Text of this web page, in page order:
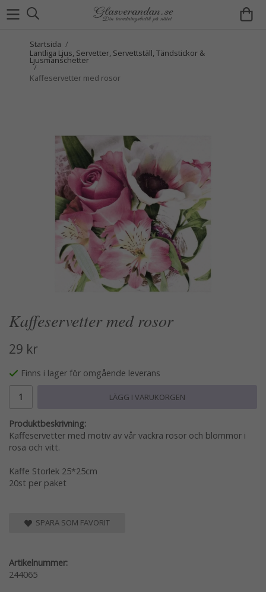
Startsida /
Lantliga Ljus, Servetter, Servettställ, Tändstickor &
Ljusmanschetter
/
Kaffeservetter med rosor
Kaffeservetter med rosor
29 kr
Finns i lager för omgående leverans
LÄGG I VARUKORGEN
Produktbeskrivning:
Kaffeservetter med motiv av vår vackra rosor och blommor i
rosa och vitt.
Kaffe Storlek 25*25cm
20st per paket
SPARA SOM FAVORIT
Artikelnummer:
244065